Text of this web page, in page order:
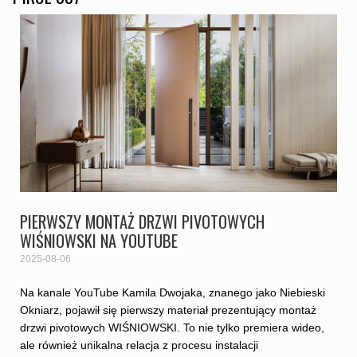
PIERWSZY MONTAŻ DRZWI PIVOTOWYCH
WIŚNIOWSKI NA YOUTUBE
2025-08-06
Na kanale YouTube Kamila Dwojaka, znanego jako Niebieski
Okniarz, pojawił się pierwszy materiał prezentujący montaż
drzwi pivotowych WIŚNIOWSKI. To nie tylko premiera wideo,
ale również unikalna relacja z procesu instalacji